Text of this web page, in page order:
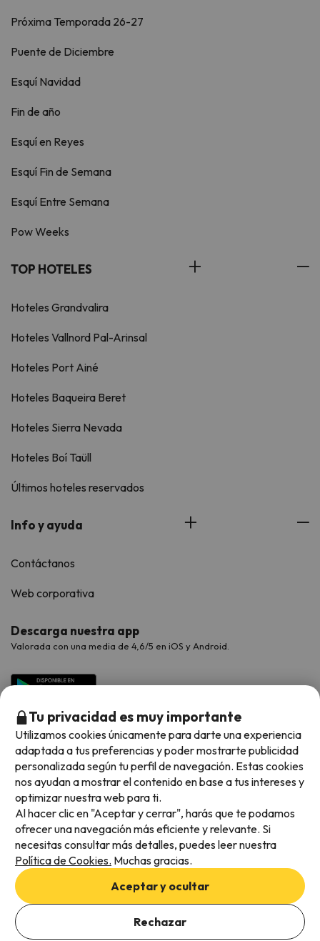
Añade las fechas para comprobar la disponibilidad
Próxima Temporada 26-27
Puente de Diciembre
Esquí Navidad
Fin de año
Esquí en Reyes
Esquí Fin de Semana
Esquí Entre Semana
Pow Weeks
TOP HOTELES
Hoteles Grandvalira
Hoteles Vallnord Pal-Arinsal
Hoteles Port Ainé
Hoteles Baqueira Beret
Hoteles Sierra Nevada
Hoteles Boí Taüll
Últimos hoteles reservados
Info y ayuda
Contáctanos
Web corporativa
Descarga nuestra app
Valorada con una media de 4,6/5 en iOS y Android.
Métodos de pago disponibles
Condiciones generales
Privacidad de datos
Política de cookies
Tu privacidad es muy importante
Utilizamos cookies únicamente para darte una experiencia
adaptada a tus preferencias y poder mostrarte publicidad
personalizada según tu perfil de navegación. Estas cookies
nos ayudan a mostrar el contenido en base a tus intereses y
optimizar nuestra web para ti.
Al hacer clic en "Aceptar y cerrar", harás que te podamos
ofrecer una navegación más eficiente y relevante. Si
necesitas consultar más detalles, puedes leer nuestra
Política de Cookies. Muchas gracias.
Aceptar y ocultar
Rechazar